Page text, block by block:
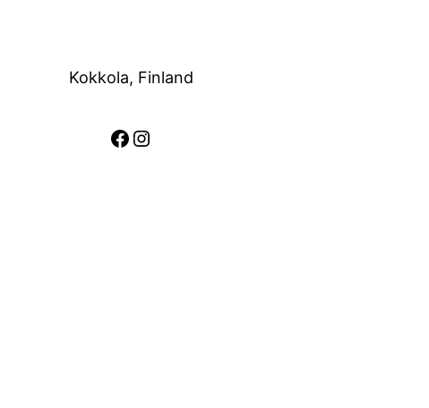
Kokkola, Finland
Facebook
Instagram